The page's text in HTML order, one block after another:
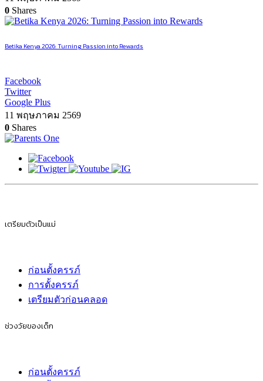
0 Shares
Betika Kenya 2026: Turning Passion into Rewards
Facebook
Twitter
Google Plus
11 พฤษภาคม 2569
0 Shares
เตรียมตัวเป็นแม่
ก่อนตั้งครรภ์
การตั้งครรภ์
เตรียมตัวก่อนคลอด
ช่วงวัยของเด็ก
ก่อนตั้งครรภ์